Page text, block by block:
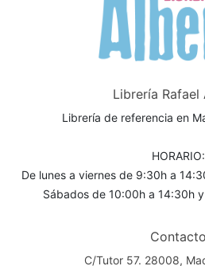
Librería Rafael
Librería de referencia en
HORARIO:
De lunes a viernes de 9:30h a
Sábados de 10:00h a 14:30h
Contacto
C/Tutor 57. 28008,